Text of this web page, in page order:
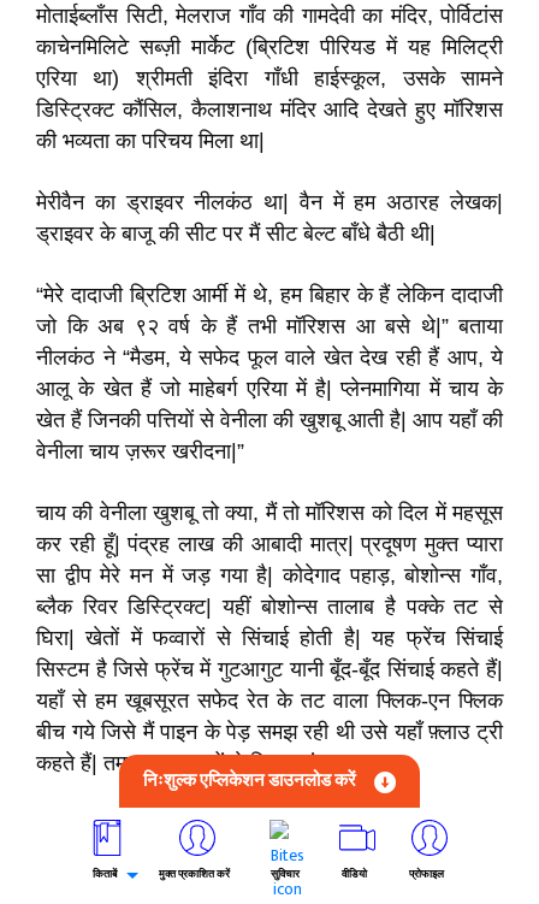
मोताईब्लाँस सिटी, मेलराज गाँव की गामदेवी का मंदिर, पोर्विटांस
काचेनमिलिटे सब्ज़ी मार्केट (ब्रिटिश पीरियड में यह मिलिट्री
एरिया था) श्रीमती इंदिरा गाँधी हाईस्कूल, उसके सामने
डिस्ट्रिक्ट कौंसिल, कैलाशनाथ मंदिर आदि देखते हुए मॉरिशस
की भव्यता का परिचय मिला था|
मेरीवैन का ड्राइवर नीलकंठ था| वैन में हम अठारह लेखक|
ड्राइवर के बाजू की सीट पर मैं सीट बेल्ट बाँधे बैठी थी|
“मेरे दादाजी ब्रिटिश आर्मी में थे, हम बिहार के हैं लेकिन दादाजी
जो कि अब ९२ वर्ष के हैं तभी मॉरिशस आ बसे थे|” बताया
नीलकंठ ने “मैडम, ये सफेद फूल वाले खेत देख रही हैं आप, ये
आलू के खेत हैं जो माहेबर्ग एरिया में है| प्लेनमागिया में चाय के
खेत हैं जिनकी पत्तियों से वेनीला की खुशबू आती है| आप यहाँ की
वेनीला चाय ज़रूर खरीदना|”
चाय की वेनीला खुशबू तो क्या, मैं तो मॉरिशस को दिल में महसूस
कर रही हूँ| पंद्रह लाख की आबादी मात्र| प्रदूषण मुक्त प्यारा
सा द्वीप मेरे मन में जड़ गया है| कोदेगाद पहाड़, बोशोन्स गाँव,
ब्लैक रिवर डिस्ट्रिक्ट| यहीं बोशोन्स तालाब है पक्के तट से
घिरा| खेतों में फव्वारों से सिंचाई होती है| यह फ्रेंच सिंचाई
सिस्टम है जिसे फ्रेंच में गुटआगुट यानी बूँद-बूँद सिंचाई कहते हैं|
यहाँ से हम खूबसूरत सफेद रेत के तट वाला फ्लिक-एन फ्लिक
बीच गये जिसे मैं पाइन के पेड़ समझ रही थी उसे यहाँ फ़्लाउ ट्री
कहते हैं| तमाम फ़्लाउ वृक्षों से घिरा समंदर|
नीलकंठ ने मुझे विशाल ओपन मार्केट से वनीला चाय खरीदवा दी|
मोका पर्वत माला से घिरे मोका नामक जगह पर बने महात्मा गाँधी
संस्थान में महात्मा गाँधी की काले मार्बल की प्रतिमा देख गद्गद्
निःशुल्क एप्लिकेशन डाउनलोड करें
किताबें मुक्त प्रकाशित करें सुविचार वीडियो प्रोफाइल